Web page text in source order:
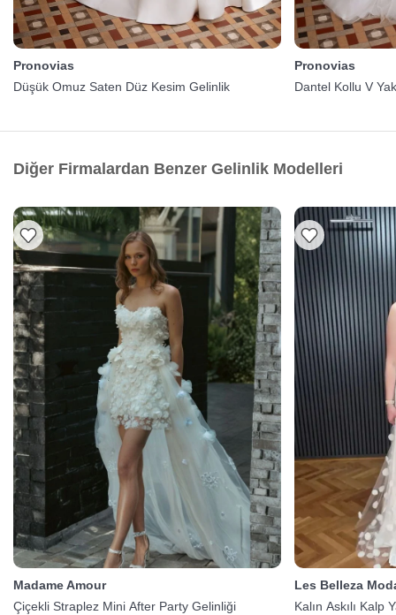
Pronovias
Düşük Omuz Saten Düz Kesim Gelinlik
Pronovias
Dantel Kollu V
Diğer Firmalardan Benzer Gelinlik Modelleri
Madame Amour
Çiçekli Straplez Mini After Party Gelinliği
Les Belleza
Kalın Askılı Kalp